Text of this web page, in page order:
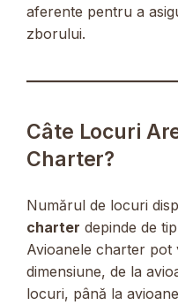
aferente pentru a
zborului.
Câte Locuri
Charter?
Numărul de locuri
charter depinde de
Avioanele charter pot
dimensiune, de la
locuri, până la